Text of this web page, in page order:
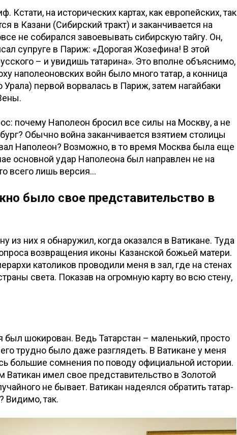
Кстати, на исторических картах, как европейских, так
в Казани (Сибирский тракт) и заканчивается на
не собирался завоевывать сибирскую тайгу. Он,
супруге в Париж: «Дорогая Жозефина! В этой
– и увидишь татарина». Это вполне объяснимо,
наполеоновских войн было много татар, а конница
Урала) первой ворвалась в Париж, затем нагайбаки
почему Наполеон бросил все силы на Москву, а не
Обычно война заканчивается взятием столицы
Наполеон? Возможно, в то время Москва была еще
основной удар Наполеона был направлен не на
всего лишь версия…
было свое представительство в
из них я обнаружил, когда оказался в Ватикане. Туда
возвращения иконы Казанской божьей матери.
католиков проводили меня в зал, где на стенах
света. Показав на огромную карту во всю стену,
шокирован. Ведь Татарстан – маленький, просто
трудно было даже разглядеть. В Ватикане у меня
большие сомнения по поводу официальной истории.
Ватикан имел свое представительство в Золотой
не бывает. Ватикан надеялся обратить татар-
Видимо, так.